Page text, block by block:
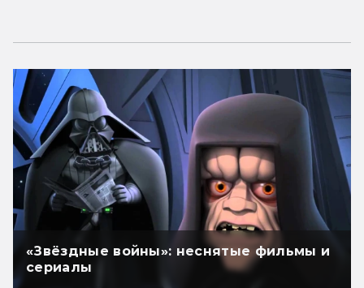
«Звёздные войны»: неснятые фильмы и
сериалы